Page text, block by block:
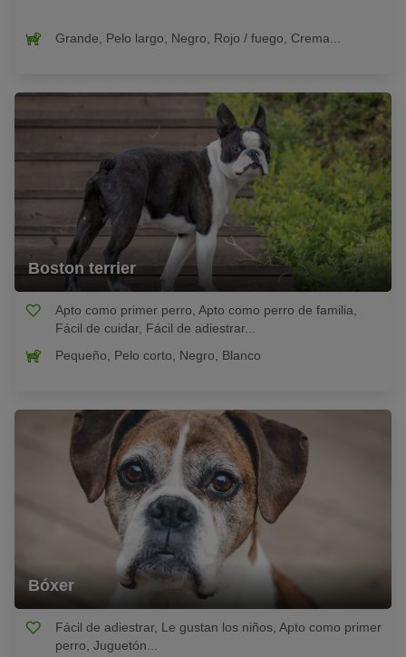
Grande, Pelo largo, Negro, Rojo / fuego, Crema...
Boston terrier
Apto como primer perro, Apto como perro de familia,
Fácil de cuidar, Fácil de adiestrar...
Pequeño, Pelo corto, Negro, Blanco
Bóxer
Fácil de adiestrar, Le gustan los niños, Apto como primer
perro, Juguetón...